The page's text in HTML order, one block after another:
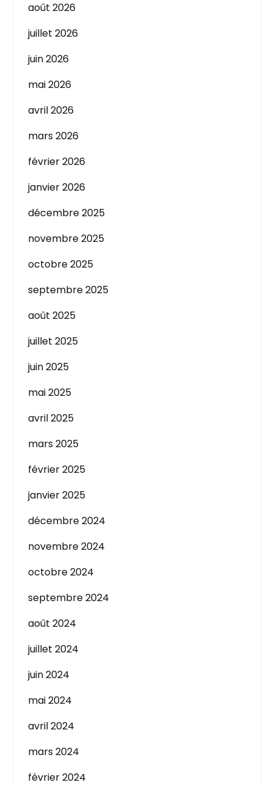
août 2026
juillet 2026
juin 2026
mai 2026
avril 2026
mars 2026
février 2026
janvier 2026
décembre 2025
novembre 2025
octobre 2025
septembre 2025
août 2025
juillet 2025
juin 2025
mai 2025
avril 2025
mars 2025
février 2025
janvier 2025
décembre 2024
novembre 2024
octobre 2024
septembre 2024
août 2024
juillet 2024
juin 2024
mai 2024
avril 2024
mars 2024
février 2024